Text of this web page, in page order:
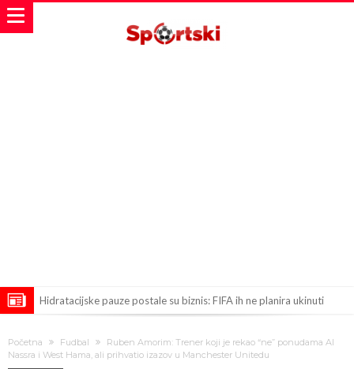
Hidratacijske pauze postale su biznis: FIFA ih ne planira ukinuti
Atletika?!
Ovo se Novaku nikad nije dešavalo: Sinner i Alcaraz odustaju, a
Početna Fudbal
Ruben Amorim: Trener koji je rekao “ne” ponudama Al
Nassra i West Hama, ali prihvatio izazov u Manchester Unitedu